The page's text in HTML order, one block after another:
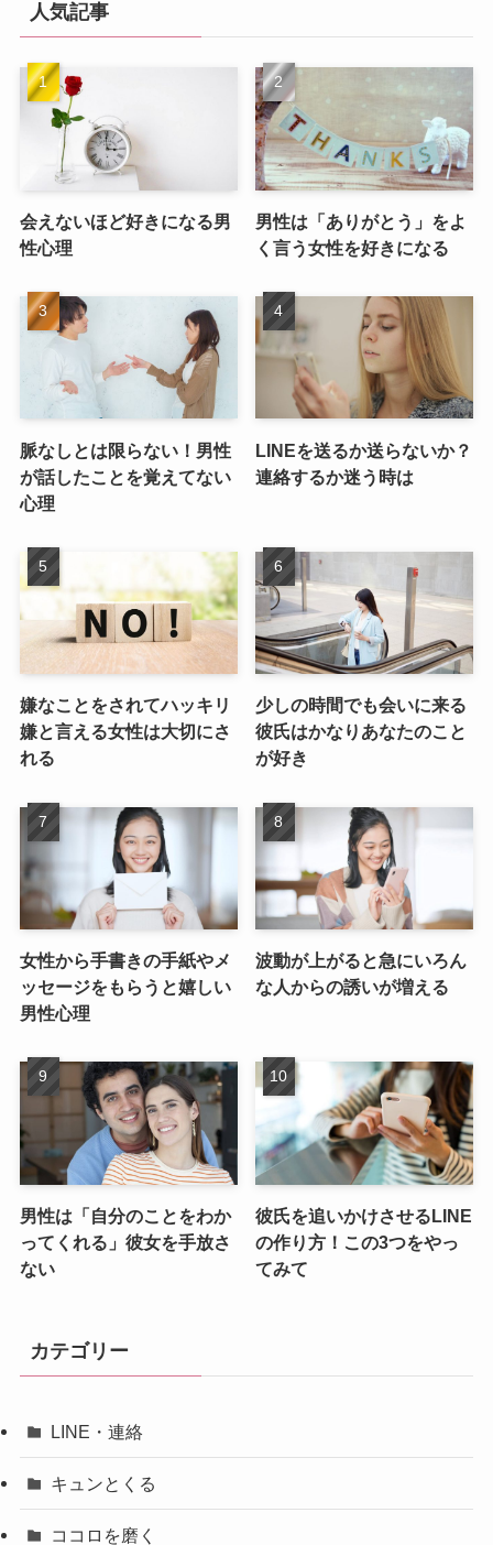
人気記事
会えないほど好きになる男
性心理
男性は「ありがとう」をよ
く言う女性を好きになる
脈なしとは限らない！男性
が話したことを覚えてない
心理
LINEを送るか送らないか？
連絡するか迷う時は
嫌なことをされてハッキリ
嫌と言える女性は大切にさ
れる
少しの時間でも会いに来る
彼氏はかなりあなたのこと
が好き
女性から手書きの手紙やメ
ッセージをもらうと嬉しい
男性心理
波動が上がると急にいろん
な人からの誘いが増える
男性は「自分のことをわか
ってくれる」彼女を手放さ
ない
彼氏を追いかけさせるLINE
の作り方！この3つをやっ
てみて
カテゴリー
LINE・連絡
キュンとくる
ココロを磨く